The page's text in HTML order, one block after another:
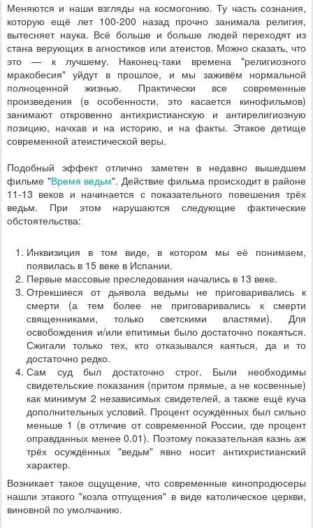
Меняются и наши взгляды на космогонию. Ту часть сознания,
которую ещё лет 100-200 назад прочно занимала религия,
вытесняет наука. Всё больше и больше людей переходят из
стана верующих в агностиков или атеистов. Можно сказать, что
это — к лучшему. Наконец-таки времена "религиозного
мракобесия" уйдут в прошлое, и мы заживём нормальной
полноценной жизнью. Практически все современные
произведения (в особенности, это касается кинофильмов)
занимают откровенно антихристианскую и антирелигиозную
позицию, начхав и на историю, и на факты. Этакое детище
современной атеистической веры.
Подобный эффект отлично заметен в недавно вышедшем
фильме "Время ведьм". Действие фильма происходит в районе
11-13 веков и начинается с показательного повешения трёх
ведьм. При этом нарушаются следующие фактические
обстоятельства:
Инквизиция в том виде, в котором мы её понимаем,
появилась в 15 веке в Испании.
Первые массовые преследования начались в 13 веке.
Отрекшиеся от дьявола ведьмы не приговаривались к
смерти (а тем более не приговаривались к смерти
священниками, только светскими властями). Для
освобождения и/или епитимьи было достаточно покаяться.
Сжигали только тех, кто отказывался каяться, да и то
достаточно редко.
Сам суд был достаточно строг. Были необходимы
свидетельские показания (притом прямые, а не косвенные)
как минимум 2 независимых свидетелей, а также ещё куча
дополнительных условий. Процент осуждённых был сильно
меньше 1 (в отличие от современной России, где процент
оправданных менее 0.01). Поэтому показательная казнь аж
трёх осуждённых "ведьм" явно носит антихристианский
характер.
Возникает такое ощущение, что современные кинопродюсеры
нашли этакого "козла отпущения" в виде католическое церкви,
виновной по умолчанию.